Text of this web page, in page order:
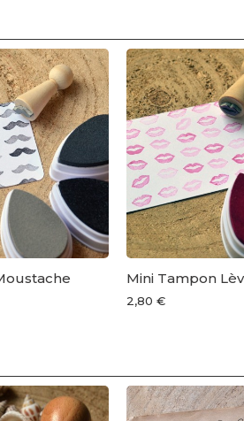
Mini Tampon
2,80 €